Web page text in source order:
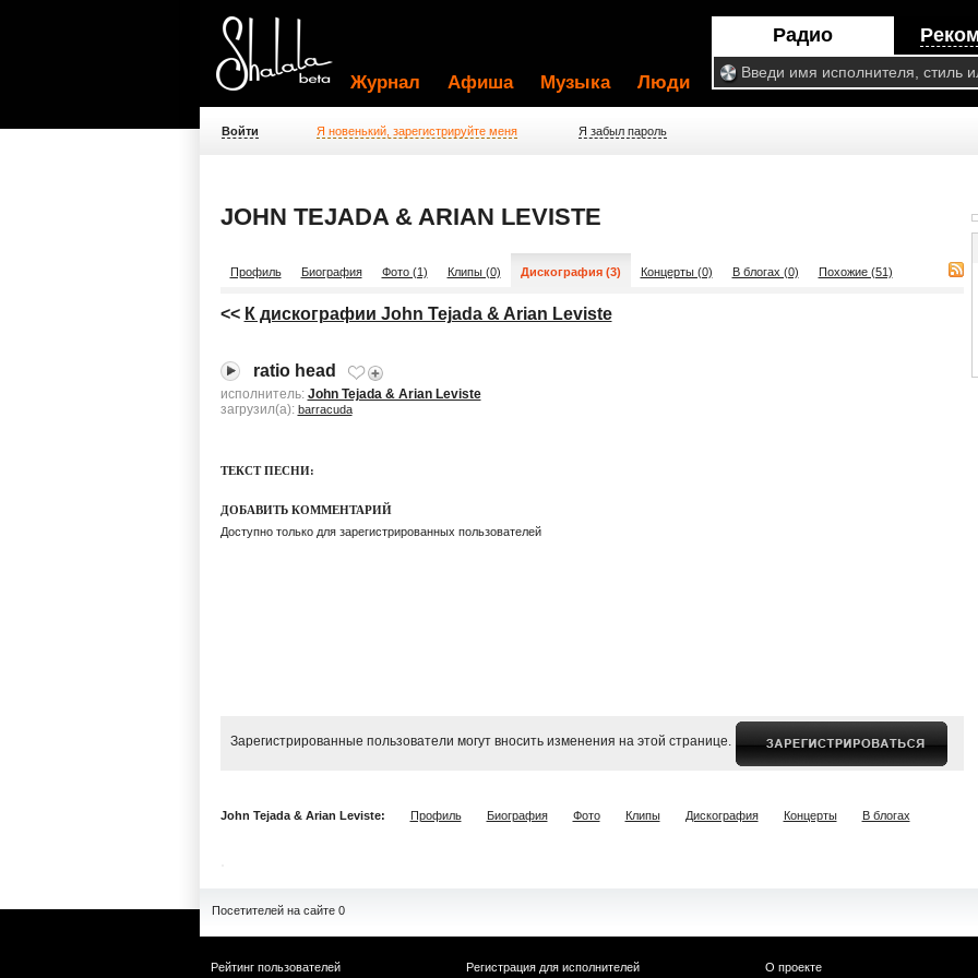
Радио
Журнал Афиша Музыка Люди
Войти Я новенький, зарегистрируйте меня Я забыл пароль
JOHN TEJADA & ARIAN LEVISTE
Профиль Биография Фото (1) Клипы (0) Дискография (3) Концерты (0) В блогах (0) Похожие (51)
<< К дискографии John Tejada & Arian Leviste
ratio head
исполнитель: John Tejada & Arian Leviste
загрузил(а): barracuda
ТЕКСТ ПЕСНИ:
ДОБАВИТЬ КОММЕНТАРИЙ
Доступно только для зарегистрированных пользователей
Зарегистрированные пользователи могут вносить изменения на этой странице.
John Tejada & Arian Leviste: Профиль Биография Фото Клипы Дискография Концерты В блогах
Посетителей на сайте 0
Рейтинг пользователей
Регистрация для исполнителей
О проекте